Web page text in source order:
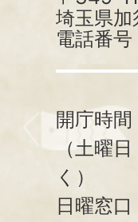
埼玉県加
電話番号
開庁時間
（土曜
く）
日曜窓口